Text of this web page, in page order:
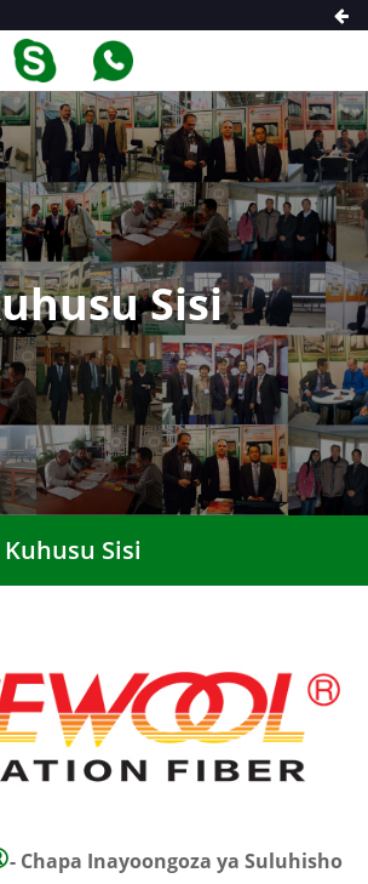
Sisi
Kuhusu Sisi
- Chapa Inayoongoza ya Suluhisho